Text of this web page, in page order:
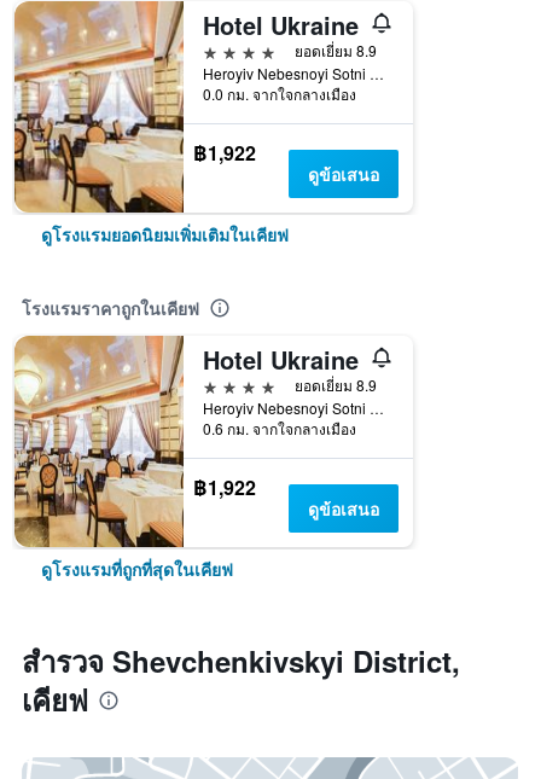
Hotel Ukraine
4 ดาว
ยอดเยี่ยม 8.9
Heroyiv Nebesnoyi Sotni Alley, 4, เคียฟ, ยูเครน
0.0 กม. จากใจกลางเมือง
฿1,922
ดูข้อเสนอ
ดูโรงแรมยอดนิยมเพิ่มเติมในเคียฟ
โรงแรมราคาถูกในเคียฟ
Hotel Ukraine
4 ดาว
ยอดเยี่ยม 8.9
Heroyiv Nebesnoyi Sotni Alley, 4, เคียฟ, ยูเครน
0.6 กม. จากใจกลางเมือง
฿1,922
ดูข้อเสนอ
ดูโรงแรมที่ถูกที่สุดในเคียฟ
สำรวจ Shevchenkivskyi District,
เคียฟ